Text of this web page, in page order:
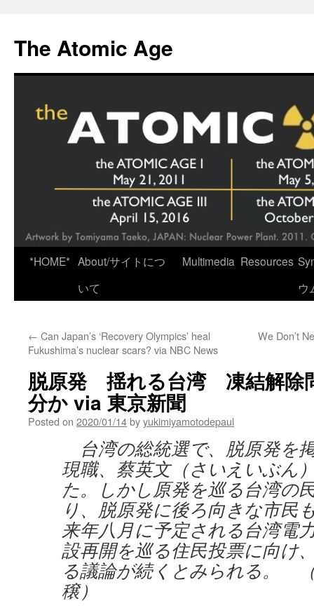
content
The Atomic Age
*HOME* About/サイトにつ
いて
Multimedia Resources
ウ
← Can Japan’s ‘Recovery Olympics’ heal
Fukushima’s nuclear scars? via NBC News
We Don’t
脱原発 揺れる台湾 凍結解除
分か via 東京新聞
Posted on 2020/01/14byyukimiyamotodepaul
台湾の総統選で、脱原発を
現職、蔡英文（さいえいぶん
た。しかし原発を巡る台湾の
り、脱原発に後ろ向きな市民
来年八月に予定される台湾電
設再開を巡る住民投票に向け
る議論が続くとみられる。
穣）